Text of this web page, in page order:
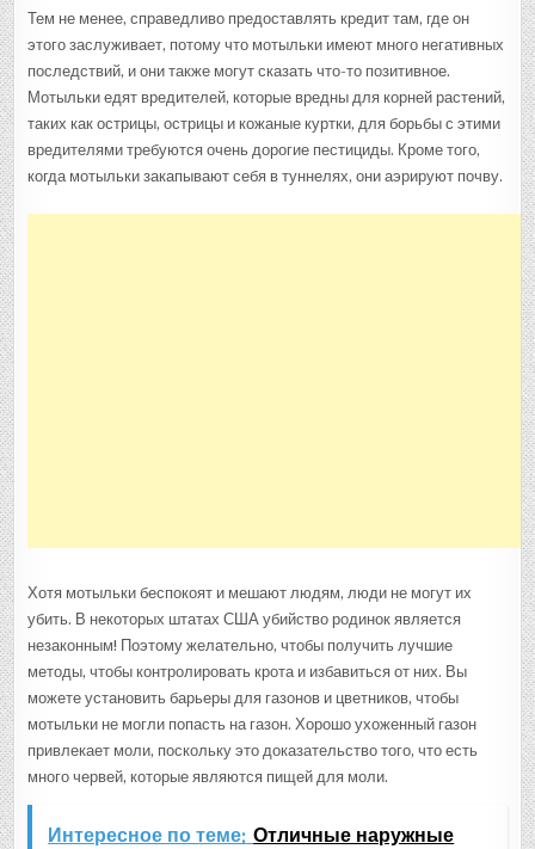
Тем не менее, справедливо предоставлять кредит там, где он
этого заслуживает, потому что мотыльки имеют много негативных
последствий, и они также могут сказать что-то позитивное.
Мотыльки едят вредителей, которые вредны для корней растений,
таких как острицы, острицы и кожаные куртки, для борьбы с этими
вредителями требуются очень дорогие пестициды. Кроме того,
когда мотыльки закапывают себя в туннелях, они аэрируют почву.
Хотя мотыльки беспокоят и мешают людям, люди не могут их
убить. В некоторых штатах США убийство родинок является
незаконным! Поэтому желательно, чтобы получить лучшие
методы, чтобы контролировать крота и избавиться от них. Вы
можете установить барьеры для газонов и цветников, чтобы
мотыльки не могли попасть на газон. Хорошо ухоженный газон
привлекает моли, поскольку это доказательство того, что есть
много червей, которые являются пищей для моли.
Интересное по теме: Отличные наружные